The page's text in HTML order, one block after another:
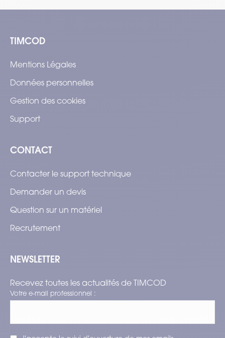
TIMCOD
Mentions Légales
Données personnelles
Gestion des cookies
Support
CONTACT
Contacter le support technique
Demander un devis
Question sur un matériel
Recrutement
NEWSLETTER
Recevez toutes les actualités de TIMCOD
Votre e-mail professionnel :